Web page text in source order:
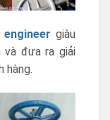
engineer giàu
và đưa ra giải
hàng.